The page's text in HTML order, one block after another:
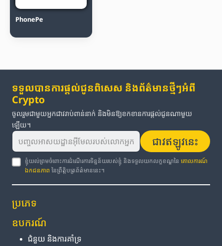
PhonePe
ទទួលបានការផ្តល់ជូនពិសេស និងព័ត៌មានថ្មីៗអំពី
Crypto
ចូលរួមជាមួយអ្នកជាវរាប់ពាន់នាក់ និងមិនឱ្យខកខានការផ្តល់ជូនណាមួយ
ឡើយ។
ជាវឥឡូវនេះ
ខ្ញុំយល់ព្រមចំពោះការដំណើរការទិន្នន័យរបស់ខ្ញុំ និងទទួលយកលក្ខខណ្ឌនៃគោលការណ៍
ឯកជនភាព នៃព្រឹត្តិបត្រព័ត៌មាននេះ។
ប្រភេទ
ឧបករណ៍
ជំនួយ និង​ការ​គាំទ្រ